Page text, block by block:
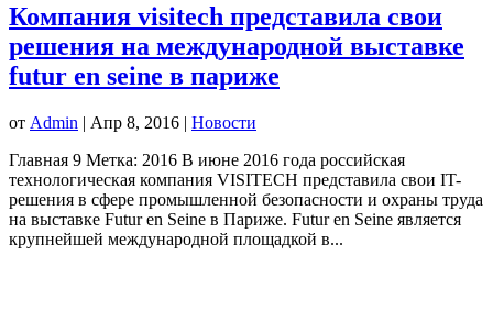
Компания visitech представила свои
решения на международной выставке
futur en seine в париже
от Admin | Апр 8, 2016 | Новости
Главная 9 Метка: 2016 В июне 2016 года российская
технологическая компания VISITECH представила свои IT-
решения в сфере промышленной безопасности и охраны труда
на выставке Futur en Seine в Париже. Futur en Seine является
крупнейшей международной площадкой в...